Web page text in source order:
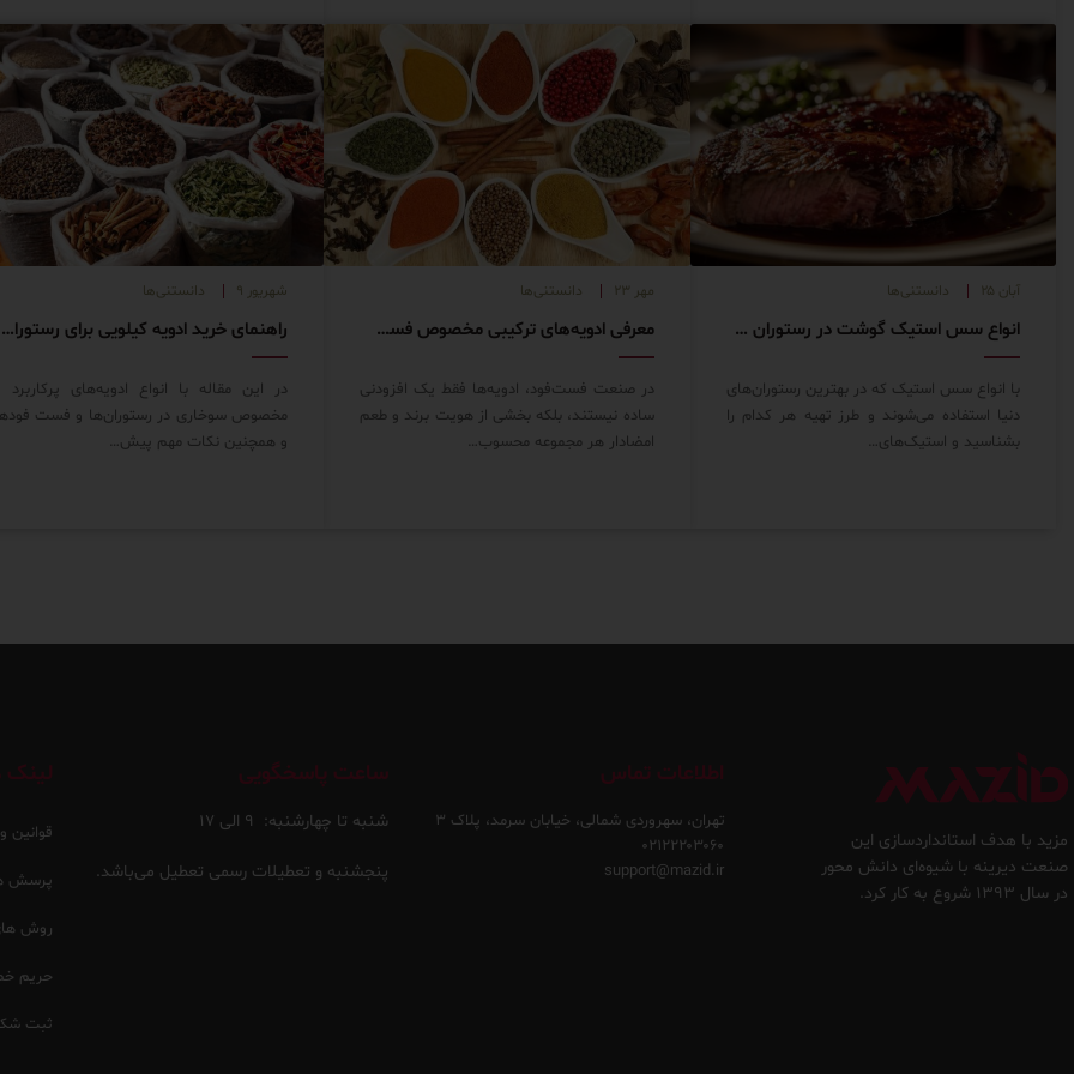
آبان ۲۵ دانستنی‌ها
انواع سس استیک گوشت در رستوران های دنیا
با انواع سس استیک که در بهترین رستوران‌های
دنیا استفاده می‌شوند و طرز تهیه هر کدام را
بشناسید و استیک‌های…
مهر ۲۳ دانستنی‌ها
معرفی ادویه‌های ترکیبی مخصوص فست فودها
در صنعت فست‌فود، ادویه‌ها فقط یک افزودنی
ساده نیستند، بلکه بخشی از هویت برند و طعم
امضادار هر مجموعه محسوب…
شهریور ۹ دانستنی‌ها
راهنمای خرید ادویه کیلویی برای رستوران‌ها و فست‌فودها
در این مقاله با انواع ادویه‌های پرکاربرد
مخصوص سوخاری در رستوران‌ها و فست
و همچنین نکات مهم پیش…
مزید با هدف استانداردسازی این
صنعت دیرینه با شیوه‌ای دانش محور
در سال ۱۳۹۳ شروع به کار کرد.
اطلاعات تماس
تهران، سهروردی شمالی، خیابان سرمد، پلاک ۳
۰۲۱۲۲۲۰۳۰۶۰
support@mazid.ir
ساعت پاسخگویی
شنبه تا چهارشنبه: ۹ الی ۱۷
پنجشنبه و تعطیلات رسمی تعطیل می‌باشد.
لینک
قوانین
پرسش
روش
حریم
ثبت